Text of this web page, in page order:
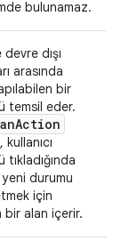
bulunamaz.
dışı
arasında
bir
temsil eder.
Action
durumu
için
bir alan içerir.